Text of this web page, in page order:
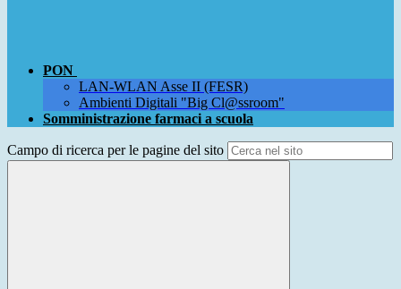
PON
LAN-WLAN Asse II (FESR)
Ambienti Digitali "Big Cl@ssroom"
Somministrazione farmaci a scuola
Campo di ricerca per le pagine del sito